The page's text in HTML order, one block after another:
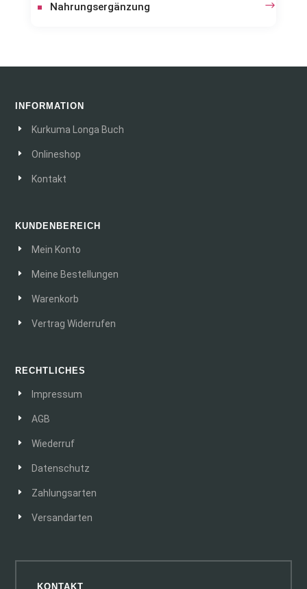
Nahrungsergänzung
INFORMATION
Kurkuma Longa Buch
Onlineshop
Kontakt
KUNDENBEREICH
Mein Konto
Meine Bestellungen
Warenkorb
Vertrag Widerrufen
RECHTLICHES
Impressum
AGB
Wiederruf
Datenschutz
Zahlungsarten
Versandarten
KONTAKT